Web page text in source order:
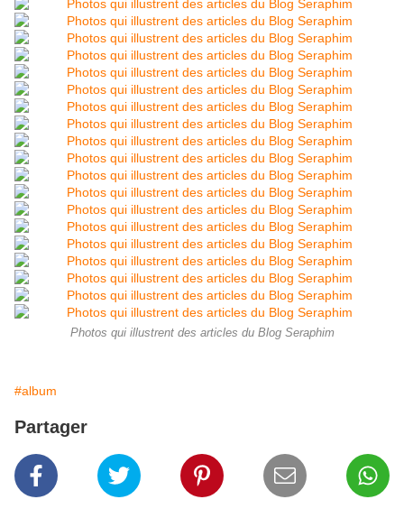
Photos qui illustrent des articles du Blog Seraphim
#album
Partager